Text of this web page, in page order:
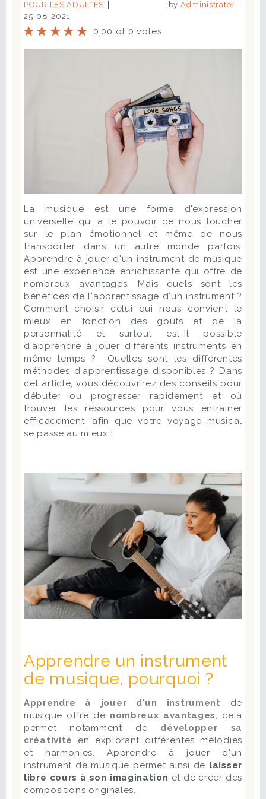
POUR LES ADULTES by Administrator
25-08-2021
0.00 of 0 votes
La musique est une forme d'expression
universelle qui a le pouvoir de nous toucher
sur le plan émotionnel et même de nous
transporter dans un autre monde parfois.
Apprendre à jouer d'un instrument de musique
est une expérience enrichissante qui offre de
nombreux avantages. Mais quels sont les
bénéfices de l'apprentissage d'un instrument ?
Comment choisir celui qui nous convient le
mieux en fonction des goûts et de la
personnalité et surtout est-il possible
d'apprendre à jouer différents instruments en
même temps ? Quelles sont les différentes
méthodes d'apprentissage disponibles ? Dans
cet article, vous découvrirez des conseils pour
débuter ou progresser rapidement et où
trouver les ressources pour vous entrainer
efficacement, afin que votre voyage musical
se passe au mieux !
Apprendre un instrument
de musique, pourquoi ?
Apprendre à jouer d'un instrument de
musique offre de nombreux avantages
, cela
permet notamment de développer sa
créativité en explorant différentes mélodies
et harmonies. Apprendre à jouer d'un
instrument de musique permet ainsi de laisser
libre cours à son imagination et de créer des
compositions originales.